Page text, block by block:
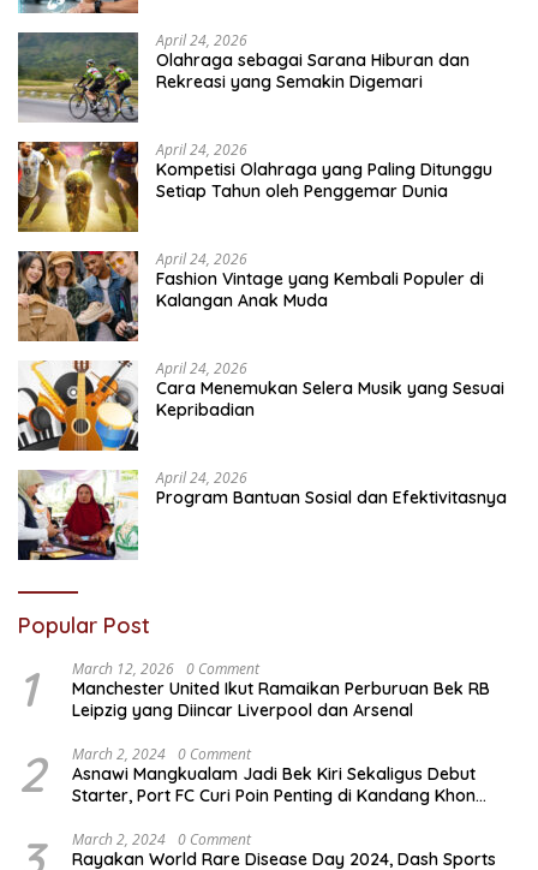
April 24, 2026
Olahraga sebagai Sarana Hiburan dan
Rekreasi yang Semakin Digemari
April 24, 2026
Kompetisi Olahraga yang Paling Ditunggu
Setiap Tahun oleh Penggemar Dunia
April 24, 2026
Fashion Vintage yang Kembali Populer di
Kalangan Anak Muda
April 24, 2026
Cara Menemukan Selera Musik yang Sesuai
Kepribadian
April 24, 2026
Program Bantuan Sosial dan Efektivitasnya
Popular Post
1 March 12, 2026 0 Comment
Manchester United Ikut Ramaikan Perburuan Bek RB
Leipzig yang Diincar Liverpool dan Arsenal
2 March 2, 2024 0 Comment
Asnawi Mangkualam Jadi Bek Kiri Sekaligus Debut
Starter, Port FC Curi Poin Penting di Kandang Khon
March 2, 2024 0 Comment
Rayakan World Rare Disease Day 2024, Dash Sports